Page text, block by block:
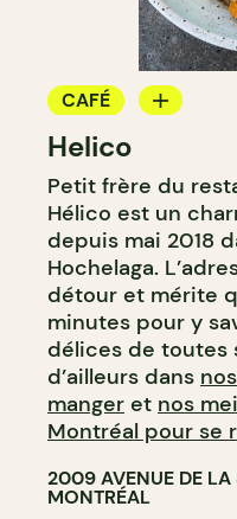
CAFÉ
BOULANGERIE
COMPTOIR
Helico
Petit frère du
Hélico est un
depuis mai 2018
Hochelaga.
détour et mérite
minutes pour y
délices de toutes
d’ailleurs dans
manger et nos
Montréal pour se
2009 AVENUE DE LA
MONTRÉAL